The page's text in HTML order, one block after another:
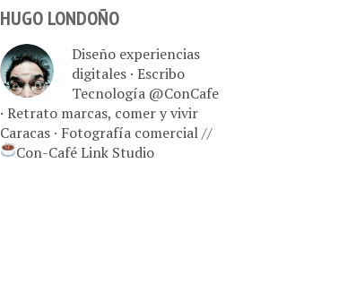
HUGO LONDOÑO
Diseño experiencias
digitales · Escribo
Tecnología @ConCafe
· Retrato marcas, comer y vivir
Caracas · Fotografía comercial //
Con-Café Link Studio